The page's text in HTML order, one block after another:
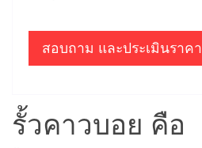
สอบถาม และประเมินราคา
รั้วคาวบอย คือ